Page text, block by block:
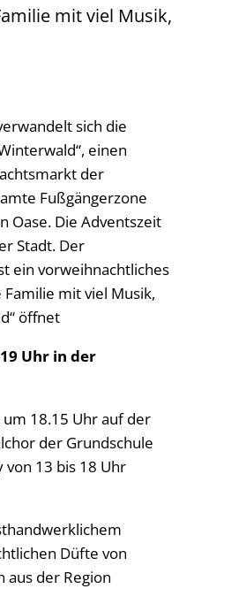
mit viel Musik,
sich die
einen
der
Fußgängerzone
Oase. Die Adventszeit
Stadt. Der
ein vorweihnachtliches
mit viel Musik,
öffnet
Uhr in der
18.15 Uhr auf der
der Grundschule
von 13 bis 18 Uhr
Düfte von
aus der Region